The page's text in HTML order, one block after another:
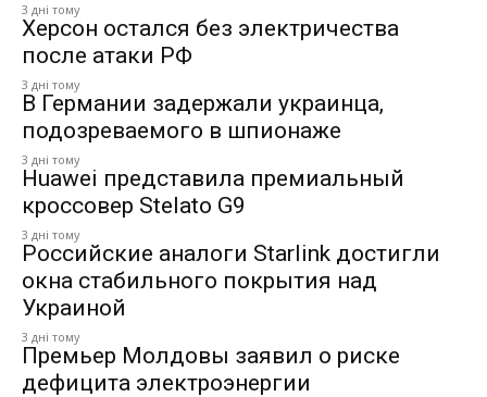
3 дні тому
Херсон остался без электричества
после атаки РФ
3 дні тому
В Германии задержали украинца,
подозреваемого в шпионаже
3 дні тому
Huawei представила премиальный
кроссовер Stelato G9
3 дні тому
Российские аналоги Starlink достигли
окна стабильного покрытия над
Украиной
3 дні тому
Премьер Молдовы заявил о риске
дефицита электроэнергии